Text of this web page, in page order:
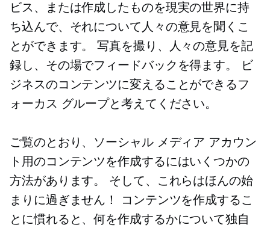
ビス、または作成したものを現実の世界に持
ち込んで、それについて人々の意見を聞くこ
とができます。 写真を撮り、人々の意見を記
録し、その場でフィードバックを得ます。 ビ
ジネスのコンテンツに変えることができるフ
ォーカス グループと考えてください。
ご覧のとおり、ソーシャル メディア アカウン
ト用のコンテンツを作成するにはいくつかの
方法があります。 そして、これらはほんの始
まりに過ぎません！ コンテンツを作成するこ
とに慣れると、何を作成するかについて独自